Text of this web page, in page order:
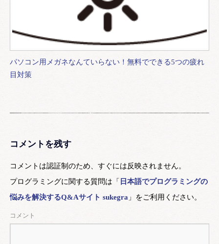
パソコン用メガネなんていらない！無料でできる5つの疲れ
目対策
コメントを残す
コメントは認証制のため、すぐには反映されません。
プログラミングに関する質問は「 日本語でプログラミングの
悩みを解決するQ&Aサイト sukegra 」をご利用ください。
コメント